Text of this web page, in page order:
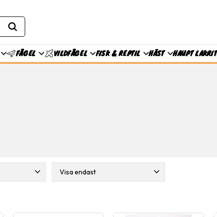
FÅGEL VILDFÅGEL FISK & REPTIL HÄST HAUPT
Visa endast